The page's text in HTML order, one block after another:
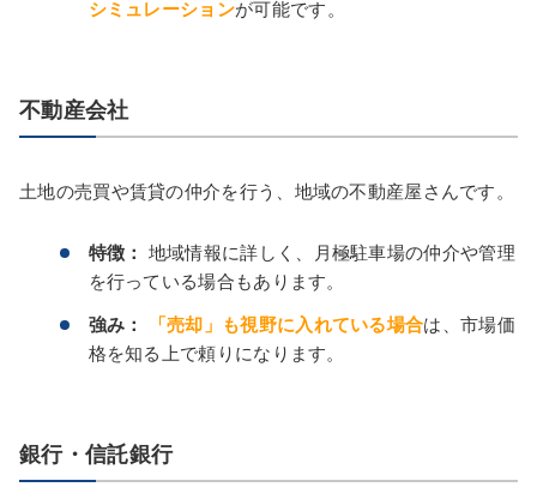
シミュレーションが可能です。
不動産会社
土地の売買や賃貸の仲介を行う、地域の不動産屋さんです。
特徴：
地域情報に詳しく、月極駐車場の仲介や管理
を行っている場合もあります。
強み： 「売却」も視野に入れている場合は、市場価
格を知る上で頼りになります。
銀行・信託銀行